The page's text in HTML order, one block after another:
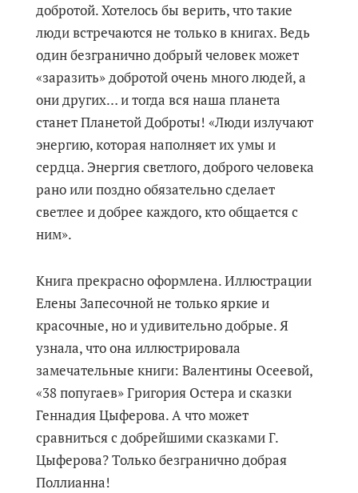
добротой. Хотелось бы верить, что такие
люди встречаются не только в книгах. Ведь
один безгранично добрый человек может
«заразить» добротой очень много людей, а
они других… и тогда вся наша планета
станет Планетой Доброты! «Люди излучают
энергию, которая наполняет их умы и
сердца. Энергия светлого, доброго человека
рано или поздно обязательно сделает
светлее и добрее каждого, кто общается с
ним».
Книга прекрасно оформлена. Иллюстрации
Елены Запесочной не только яркие и
красочные, но и удивительно добрые. Я
узнала, что она иллюстрировала
замечательные книги: Валентины Осеевой,
«38 попугаев» Григория Остера и сказки
Геннадия Цыферова. А что может
сравниться с добрейшими сказками Г.
Цыферова? Только безгранично добрая
Поллианна!